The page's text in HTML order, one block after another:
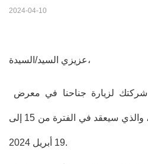
2024-04-10
عزيزي السيد/السيدة،
كانتون الـ 135 في قوانغتشو، والذي سيعقد في الفترة من 15 إلى
19 أبريل 2024.